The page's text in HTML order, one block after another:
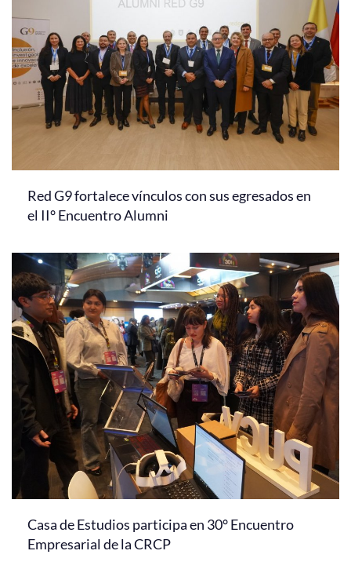
Red G9 fortalece vínculos con sus egresados en
el II° Encuentro Alumni
Casa de Estudios participa en 30° Encuentro
Empresarial de la CRCP